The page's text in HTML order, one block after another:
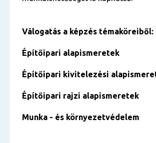
Válogatás a képzés témaköreiből:
Építőipari alapismeretek
Építőipari kivitelezési
Építőipari rajzi alapismeretek
Munka - és környezetvédelem